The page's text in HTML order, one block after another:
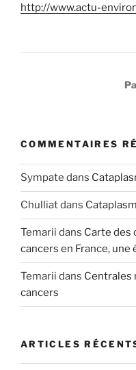
http://www.actu-
COMMENTAIRES
Sympate dans
Chulliatdans
Temarii dans Carte des
cancers en France,
Temarii dans Centrales
cancers
ARTICLES